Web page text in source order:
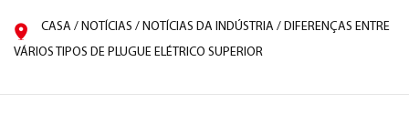
CASA / NOTÍCIAS / NOTÍCIAS DA INDÚSTRIA / DIFERENÇAS ENTRE
VÁRIOS TIPOS DE PLUGUE ELÉTRICO SUPERIOR